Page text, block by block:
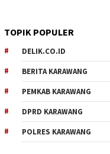
TOPIK POPULER
DELIK.CO.ID
BERITA KARAWANG
PEMKAB KARAWANG
DPRD KARAWANG
POLRES KARAWANG